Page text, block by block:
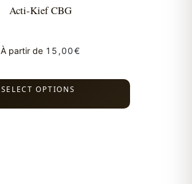
Acti-Kief CBG
À partir de 15,00€
SELECT OPTIONS